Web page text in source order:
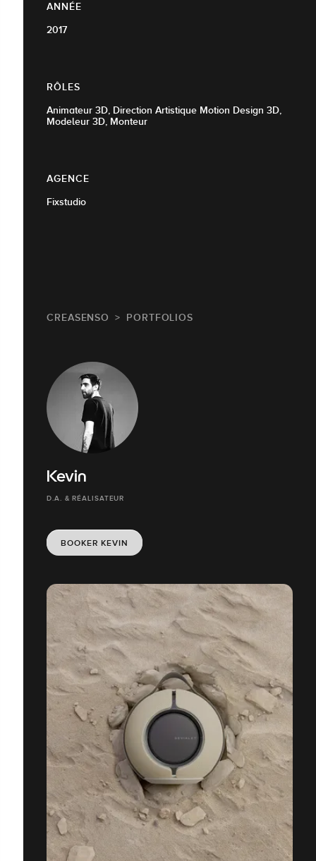
ANNÉE
2017
RÔLES
Animateur 3D, Direction Artistique Motion Design 3D,
Modeleur 3D, Monteur
AGENCE
Fixstudio
CREASENSO PORTFOLIOS
Kevin
D.A. & RÉALISATEUR
BOOKER KEVIN